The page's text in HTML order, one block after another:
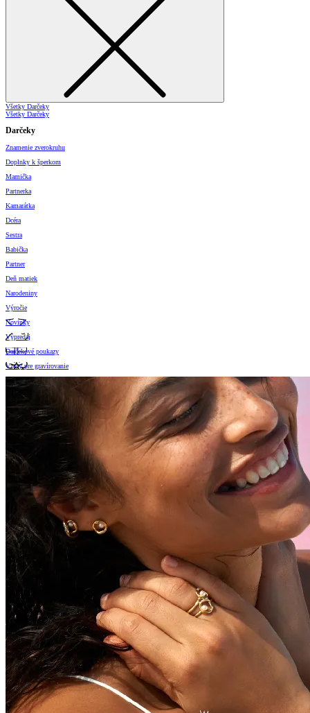
Všetky Darčeky
Všetky Darčeky
Darčeky
Znamenie zverokruhu
Doplnky k šperkom
Mamička
Partnerka
Kamarátka
Dcéra
Sestra
Babička
Partner
Deň matiek
Narodeniny
Výročie
Novinky
Výpredaj
Darčekové poukazy
Vzory pre gravírovanie